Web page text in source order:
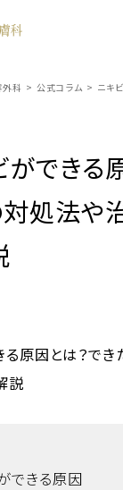
科 > 公式コラム > ニキビ
できる
処法や
できる原因